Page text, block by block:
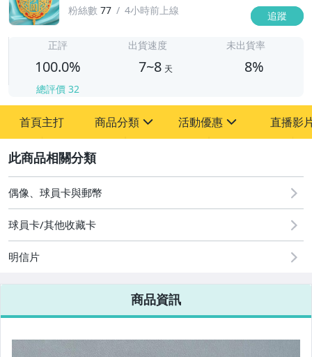
粉絲數 77 4小時前上線 追蹤
正評
100.0%
總評價 32
出貨速度
7~8 天
未出貨率
8%
首頁主打 商品分類
其它
活動優惠
[全店] 粉絲專享
[全店] 周年慶
直播影
偶像、球員卡與郵幣
球員卡/其他收藏卡
明信片
商品資訊